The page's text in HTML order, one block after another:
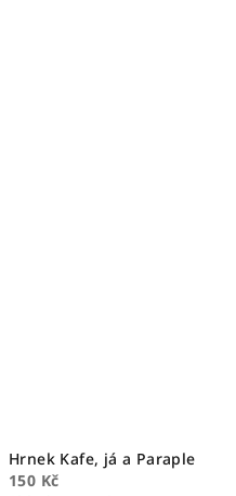
Hrnek Kafe, já a Paraple
150 Kč